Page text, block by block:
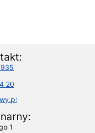
20
1